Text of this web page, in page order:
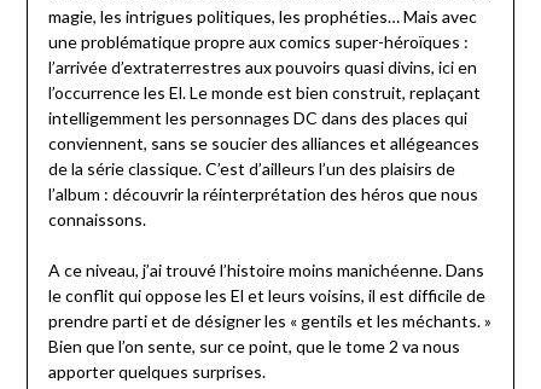
magie, les intrigues politiques, les prophéties… Mais avec
une problématique propre aux comics super-héroïques :
l’arrivée d’extraterrestres aux pouvoirs quasi divins, ici en
l’occurrence les El. Le monde est bien construit, replaçant
intelligemment les personnages DC dans des places qui
conviennent, sans se soucier des alliances et allégeances
de la série classique. C’est d’ailleurs l’un des plaisirs de
l’album : découvrir la réinterprétation des héros que nous
connaissons.
A ce niveau, j’ai trouvé l’histoire moins manichéenne. Dans
le conflit qui oppose les El et leurs voisins, il est difficile de
prendre parti et de désigner les « gentils et les méchants. »
Bien que l’on sente, sur ce point, que le tome 2 va nous
apporter quelques surprises.